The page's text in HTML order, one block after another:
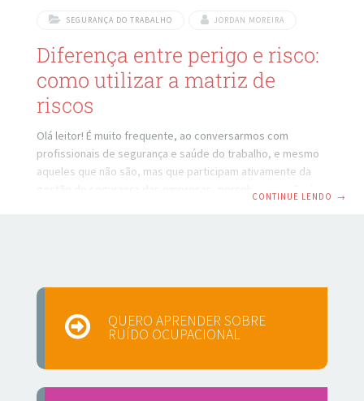
SEGURANÇA DO TRABALHO JORDAN MOREIRA
Diferença entre perigo e risco:
como utilizar a matriz de
riscos
Olá leitor! É muito frequente, ao conversarmos com
profissionais de segurança e saúde do trabalho, e mesmo
aqueles que não são, mas que participam ativamente da
sobre tal diferença,
CONTINUE LENDO →
QUERO APRENDER SOBRE
RUÍDO OCUPACIONAL